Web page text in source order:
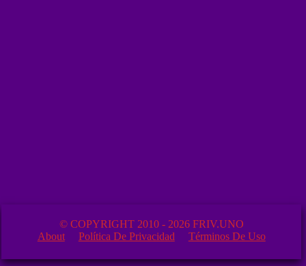
© COPYRIGHT 2010 - 2026 FRIV.UNO
About
Política De Privacidad Términos De Uso